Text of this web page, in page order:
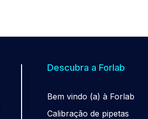
Descubra a Forlab
Bem vindo (a) à Forlab
Calibração de pipetas